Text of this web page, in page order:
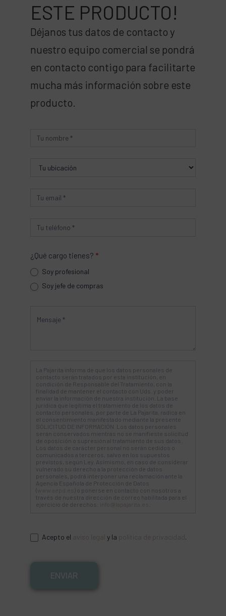
ESTE PRODUCTO!
Déjanos tus datos de contacto y
nuestro equipo comercial se pondrá
en contacto contigo para facilitarte
mucha más información sobre este
producto.
Producto
¿Qué cargo tienes? *
Soy profesional
Soy jefe de compras
La Pajarita informa de que los datos personales de
contacto serán tratados por esta institución, en
condición de Responsable del Tratamiento, con la
finalidad de mantener el contacto con Uds. y poder
enviar la información de nuestra institución. La base
jurídica que legitima el tratamiento de los datos de
contacto personales, por parte de La Pajarita, radica en
el consentimiento manifestado mediante la presente
SOLICITUD DE INFORMACIÓN. Los datos personales
serán conservados mientras no se manifieste solicitud
de oposición o supresión al tratamiento de sus datos.
Los datos de carácter personal no serán cedidos o
comunicados a terceros, salvo en los supuestos
previstos, según Ley. Asimismo, en caso de considerar
vulnerado su derecho a la protección de datos
personales, podrá interponer una reclamación ante la
Agencia Española de Protección de Datos
(
) o ponerse en contacto con nosotros a
través de nuestra dirección de correo habilitada para el
ejercicio de derechos:
Acepto el y la .
ENVIAR